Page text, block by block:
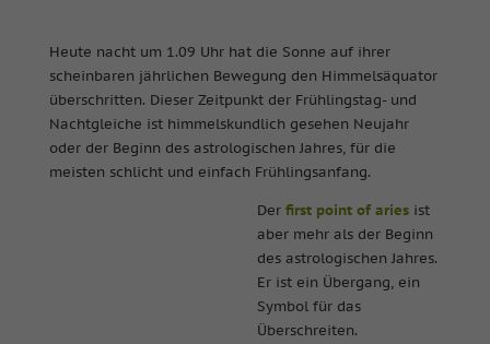
Heute nacht um 1.09 Uhr hat die Sonne auf ihrer
scheinbaren jährlichen Bewegung den Himmelsäquator
überschritten. Dieser Zeitpunkt der Frühlingstag- und
Nachtgleiche ist himmelskundlich gesehen Neujahr
oder der Beginn des astrologischen Jahres, für die
meisten schlicht und einfach Frühlingsanfang.
Der first point of ariesist
aber mehr als der Beginn
des astrologischen Jahres.
Er ist ein Übergang, ein
Symbol für das
Überschreiten.